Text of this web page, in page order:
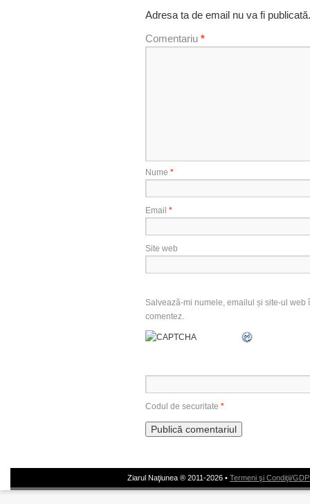
Adresa ta de email nu va fi publicată.
Comentariu *
Nume *
Email *
Site web
Salvează-mi numele, emailul și site-ul
comentez.
Codul de securitate *
Ziarul Naţiunea ® 2011-2026 • Termeni şi Condiţii/